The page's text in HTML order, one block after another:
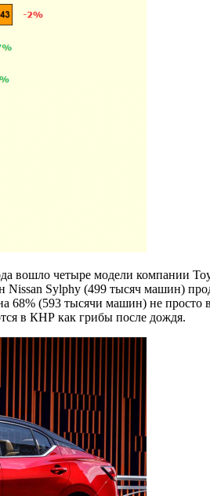
вошло четыре модели компании
Sylphy (499 тысяч машин)
(593 тысячи машин) не просто
в КНР как грибы после дождя.